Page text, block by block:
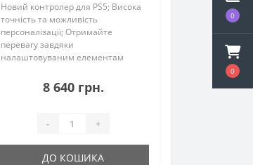
0
0
Новий контролер для PS5; Висока
точність та можливість
персоналізації; Отримайте
перевагу завдяки
налаштовуваним елементам
персоналізоване управління;
Змінні накладки на стік;
користувача; Змінні мод..
8 640 грн.
- +
ДО КОШИКА